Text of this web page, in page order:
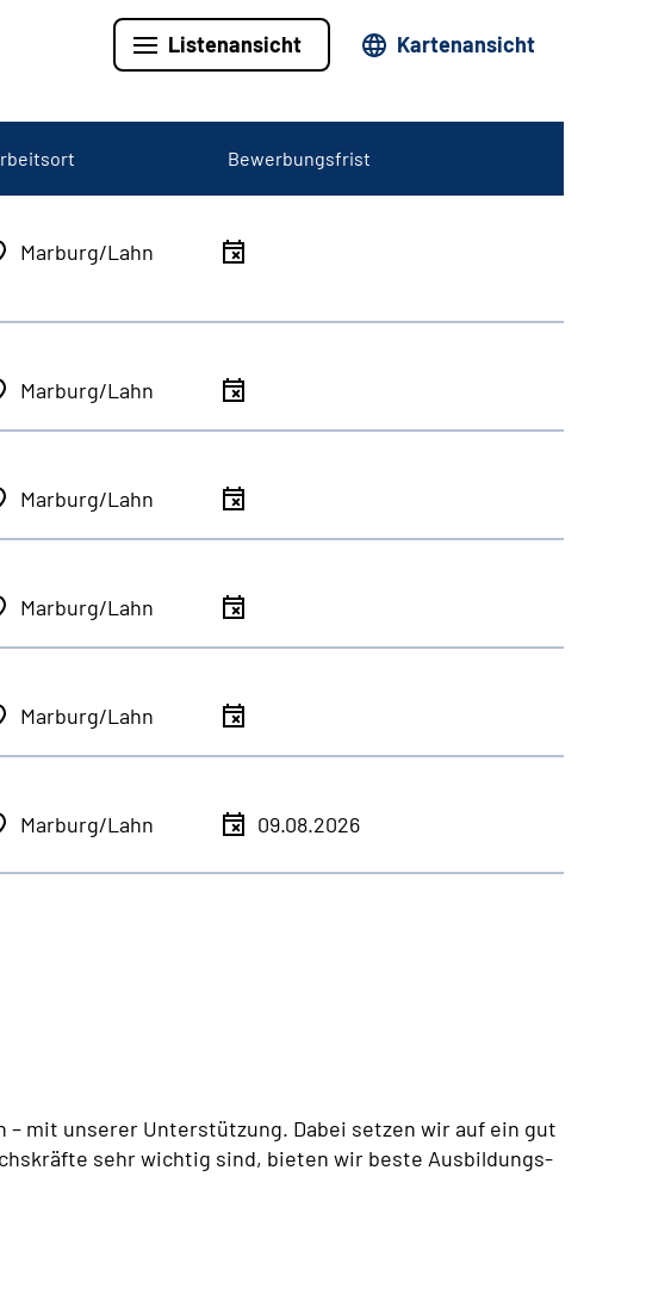
Listenansicht Kartenansicht
Bewerbungsfrist
Marburg/Lahn
Marburg/Lahn
Marburg/Lahn
Marburg/Lahn
Marburg/Lahn
Marburg/Lahn 09.08.2026
mit unserer Unterstützung. Dabei setzen wir auf ein gut
sehr wichtig sind, bieten wir beste Ausbildungs-